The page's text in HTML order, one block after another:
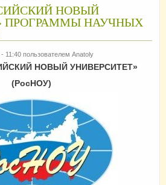
НОВЫЙ
ПРОГРАММЫ НАУЧНЫХ
11:40 пользователем Anatoly
НОВЫЙ УНИВЕРСИТЕТ»
(РосНОУ)